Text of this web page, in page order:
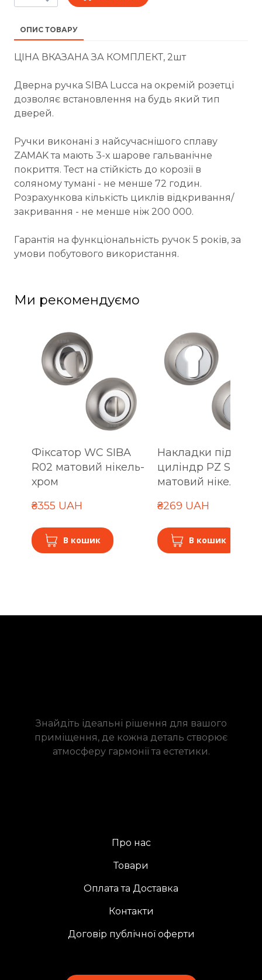
ОПИС ТОВАРУ
ЦІНА ВКАЗАНА ЗА КОМПЛЕКТ, 2шт
Дверна ручка SIBA Lucca на окремій розетці
дозволяє встановлення на будь який тип
дверей.
Ручки виконані з найсучаснішого сплаву
ZAMAK та мають 3-х шарове гальванічне
покриття. Тест на стійкість до корозії в
соляному тумані - не менше 72 годин.
Розрахункова кількість циклів відкривання/
закривання - не менше ніж 200 000.
Гарантія на функціональність ручок 5 років, за
умови побутового використання.
Ми рекомендуємо
Фіксатор WC SIBA
R02 матовий нікель-
хром
₴355 UAH
В кошик
Накладки під
циліндр PZ SIBA
матовий нікель-
₴269 UAH
В кошик
Знайдіть ідеальні рішення для вашого
приміщення, де кожна деталь створює
атмосферу гармонії та естетики.
Про нас
Товари
Оплата та Доставка
Контакти
Договір публічної оферти